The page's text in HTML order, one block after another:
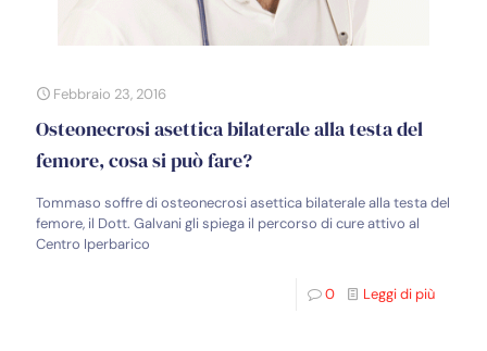
Febbraio 23, 2016
Osteonecrosi asettica bilaterale alla testa del
femore, cosa si può fare?
Tommaso soffre di osteonecrosi asettica bilaterale alla testa del
femore, il Dott. Galvani gli spiega il percorso di cure attivo al
Centro Iperbarico
0 Leggi di più